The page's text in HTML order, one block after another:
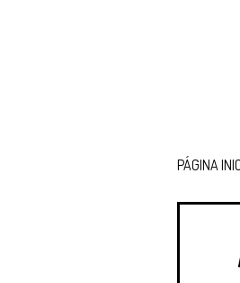
PÁGINA